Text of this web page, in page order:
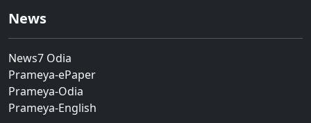
News
News7 Odia
Prameya-ePaper
Prameya-Odia
Prameya-English